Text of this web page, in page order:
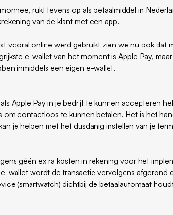
rukt tevens op als betaalmiddel in
van de klant met een app.
vooral online werd gebruikt zien we nu ook dat
e-wallet van het moment is Apple Pay,
inmiddels een eigen e-wallet.
Apple Pay in je bedrijf te kunnen accepteren
om contactloos te kunnen betalen. Het is het
je helpen met het dusdanig instellen van je
géén extra kosten in rekening voor het
wallet wordt de transactie vervolgens afgerond
(smartwatch) dichtbij de betaalautomaat